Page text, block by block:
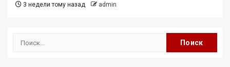
3 недели тому назад admin
Найти: